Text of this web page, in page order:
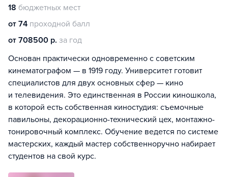
18 бюджетных мест
от 74 проходной балл
от 708500 р. за год
Основан практически одновременно с советским
кинематографом — в 1919 году. Университет готовит
специалистов для двух основных сфер — кино
и телевидения. Это единственная в России киношкола,
в которой есть собственная киностудия: съемочные
павильоны, декорационно-технический цех, монтажно-
тонировочный комплекс. Обучение ведется по системе
мастерских, каждый мастер собственноручно набирает
студентов на свой курс.